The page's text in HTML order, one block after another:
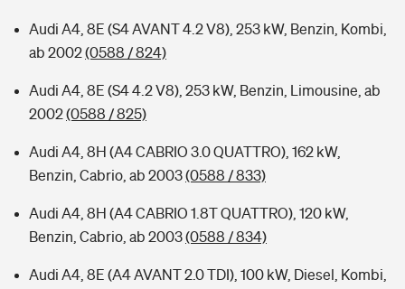
Audi A4, 8E (S4 AVANT 4.2 V8), 253 kW, Benzin, Kombi,
ab 2002(0588 / 824)
Audi A4, 8E (S4 4.2 V8), 253 kW, Benzin, Limousine, ab
2002(0588 / 825)
Audi A4, 8H (A4 CABRIO 3.0 QUATTRO), 162 kW,
Benzin, Cabrio, ab 2003(0588 / 833)
Audi A4, 8H (A4 CABRIO 1.8T QUATTRO), 120 kW,
Benzin, Cabrio, ab 2003(0588 / 834)
Audi A4, 8E (A4 AVANT 2.0 TDI), 100 kW, Diesel, Kombi,